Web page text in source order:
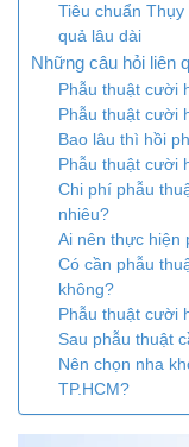
Tiêu chuẩn
quả lâu dài
Những câu hỏi liên
Phẫu thuật cười
Phẫu thuật cười
Bao lâu thì hồi
Phẫu thuật cười
Chi phí phẫu
nhiêu?
Ai nên thực hiện
Có cần phẫu
không?
Phẫu thuật cười
Sau phẫu thuật
Nên chọn nha
TP.HCM?